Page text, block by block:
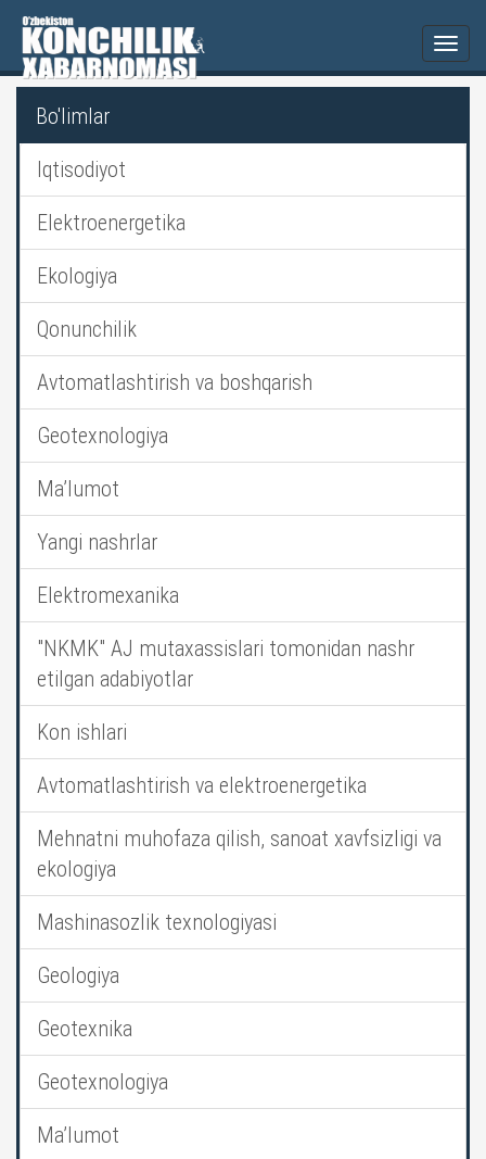
Bo'limlar
Iqtisodiyot
Elektroenergetika
Ekologiya
Qonunchilik
Avtomatlashtirish va boshqarish
Geotexnologiya
Ma’lumot
Yangi nashrlar
Elektromexanika
"NKMK" AJ mutaxassislari tomonidan nashr
etilgan adabiyotlar
Kon ishlari
Avtomatlashtirish va elektroenergetika
Mehnatni muhofaza qilish, sanoat xavfsizligi va
ekologiya
Mashinasozlik texnologiyasi
Geologiya
Geotexnika
Geotexnologiya
Ma’lumot